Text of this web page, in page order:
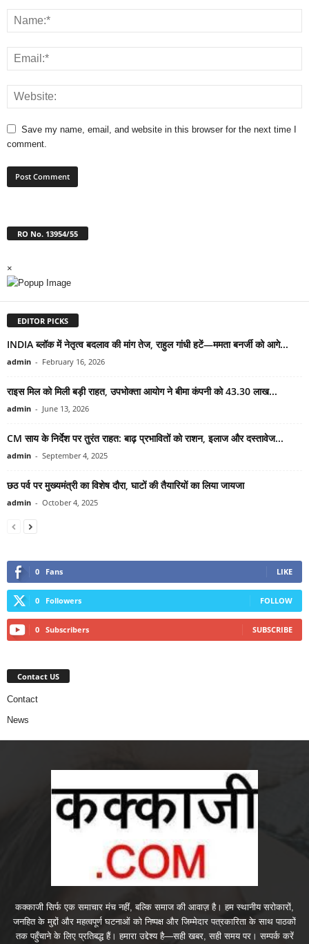
Save my name, email, and website in this browser for the next time I
comment.
RO No. 13954/55
×
EDITOR PICKS
INDIA ब्लॉक में नेतृत्व बदलाव की मांग तेज, राहुल गांधी हटें—ममता बनर्जी को आगे...
admin - February 16, 2026
राइस मिल को मिली बड़ी राहत, उपभोक्ता आयोग ने बीमा कंपनी को 43.30 लाख...
admin - June 13, 2026
CM साय के निर्देश पर तुरंत राहत: बाढ़ प्रभावितों को राशन, इलाज और दस्तावेज...
admin - September 4, 2025
छठ पर्व पर मुख्यमंत्री का विशेष दौरा, घाटों की तैयारियों का लिया जायजा
admin - October 4, 2025
0 Fans LIKE
0 Followers FOLLOW
0 Subscribers SUBSCRIBE
Contact US
Contact
News
कक्काजी सिर्फ एक समाचार मंच नहीं, बल्कि समाज की आवाज़ है। हम स्थानीय सरोकारों,
जनहित के मुद्दों और महत्वपूर्ण घटनाओं को निष्पक्ष और जिम्मेदार पत्रकारिता के साथ पाठकों
तक पहुँचाने के लिए प्रतिबद्ध हैं। हमारा उद्देश्य है—सही खबर, सही समय पर। सम्पर्क करें